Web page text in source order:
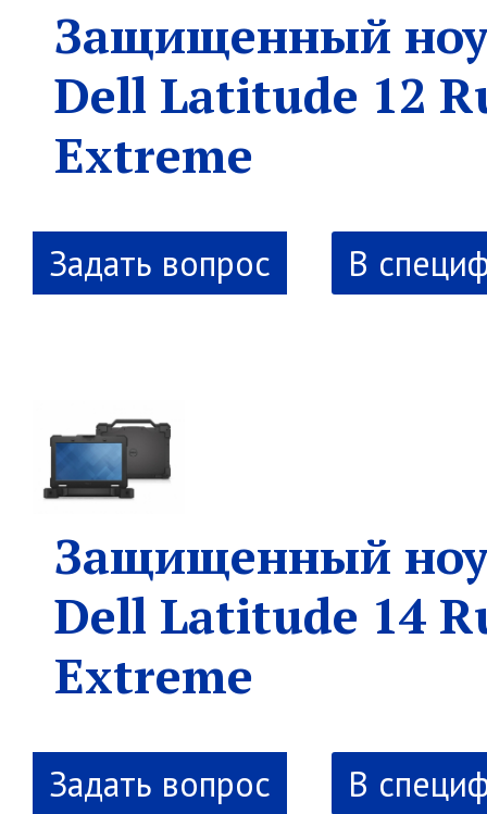
Защищенный
Dell Latitude 12
Extreme
В
Защищенный
Dell Latitude 14
Extreme
В